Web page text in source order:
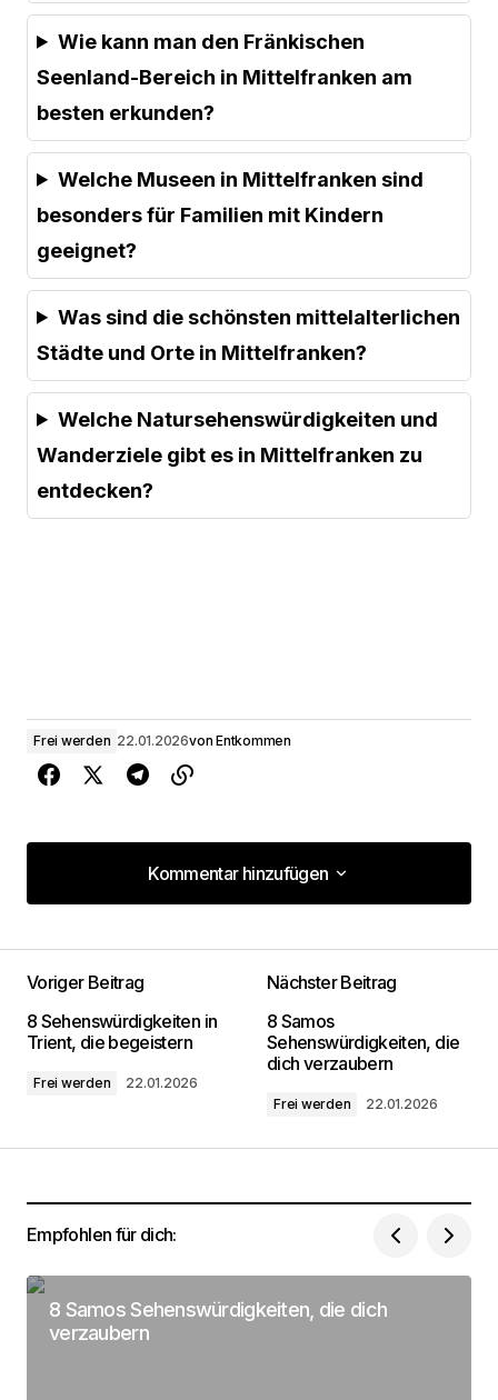
Wie kann man den Fränkischen
Seenland-Bereich in Mittelfranken am
besten erkunden?
Welche Museen in Mittelfranken sind
besonders für Familien mit Kindern
geeignet?
Was sind die schönsten mittelalterlichen
Städte und Orte in Mittelfranken?
Welche Natursehenswürdigkeiten und
Wanderziele gibt es in Mittelfranken zu
entdecken?
Frei werden 22.01.2026von Entkommen
Kommentar hinzufügen
Kommentar hinzufügen
Deine E-Mail-Adresse wird nicht
veröffentlicht. Erforderliche Felder sind mit
markiert
Dein Name*
Deine Email Adresse*
Voriger Beitrag
8 Sehenswürdigkeiten in
Trient, die begeistern
Frei werden 22.01.2026
Nächster Beitrag
8 Samos
Sehenswürdigkeiten, die
dich verzaubern
Frei werden 22.01.2026
Empfohlen für dich:
8 Samos Sehenswürdigkeiten, die dich
verzaubern